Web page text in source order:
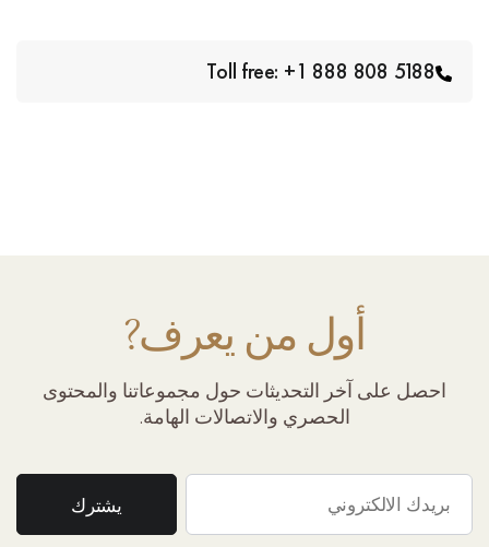
Toll free: +1 888 808 5188
أول من يعرف?
احصل على آخر التحديثات حول مجموعاتنا والمحتوى
الحصري والاتصالات الهامة.